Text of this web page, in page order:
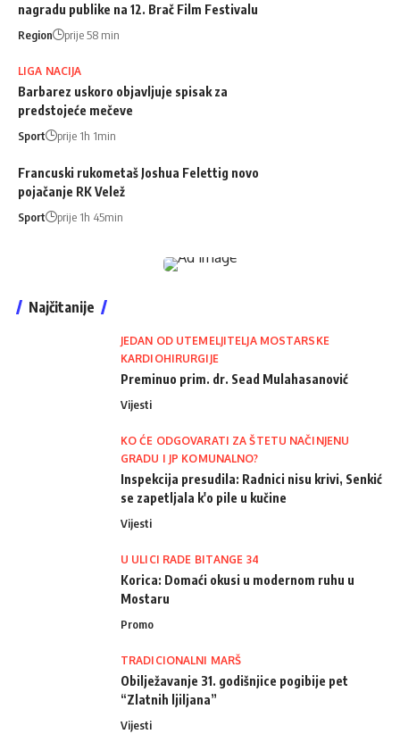
nagradu publike na 12. Brač Film Festivalu
Region prije 58 min
LIGA NACIJA
Barbarez uskoro objavljuje spisak za
predstojeće mečeve
Sport prije 1h 1min
Francuski rukometaš Joshua Felettig novo
pojačanje RK Velež
Sport prije 1h 45min
Najčitanije
JEDAN OD UTEMELJITELJA MOSTARSKE
KARDIOHIRURGIJE
Preminuo prim. dr. Sead Mulahasanović
Vijesti
KO ĆE ODGOVARATI ZA ŠTETU NAČINJENU
GRADU I JP KOMUNALNO?
Inspekcija presudila: Radnici nisu krivi, Senkić
se zapetljala k'o pile u kučine
Vijesti
U ULICI RADE BITANGE 34
Korica: Domaći okusi u modernom ruhu u
Mostaru
Promo
TRADICIONALNI MARŠ
Obilježavanje 31. godišnjice pogibije pet
“Zlatnih ljiljana”
Vijesti